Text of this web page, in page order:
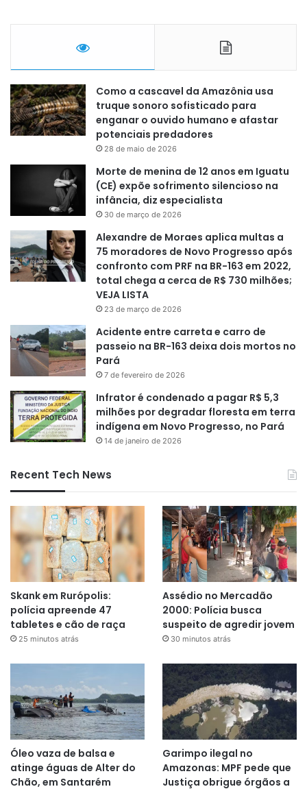
Como a cascavel da Amazônia usa
truque sonoro sofisticado para
enganar o ouvido humano e afastar
potenciais predadores
28 de maio de 2026
Morte de menina de 12 anos em Iguatu
(CE) expõe sofrimento silencioso na
infância, diz especialista
30 de março de 2026
Alexandre de Moraes aplica multas a
75 moradores de Novo Progresso após
confronto com PRF na BR-163 em 2022,
total chega a cerca de R$ 730 milhões;
VEJA LISTA
23 de março de 2026
Acidente entre carreta e carro de
passeio na BR-163 deixa dois mortos no
Pará
7 de fevereiro de 2026
Infrator é condenado a pagar R$ 5,3
milhões por degradar floresta em terra
indígena em Novo Progresso, no Pará
14 de janeiro de 2026
Recent Tech News
Skank em Rurópolis:
polícia apreende 47
tabletes e cão de raça
25 minutos atrás
Assédio no Mercadão
2000: Polícia busca
suspeito de agredir jovem
30 minutos atrás
Óleo vaza de balsa e
atinge águas de Alter do
Chão, em Santarém
Garimpo ilegal no
Amazonas: MPF pede que
Justiça obrigue órgãos a